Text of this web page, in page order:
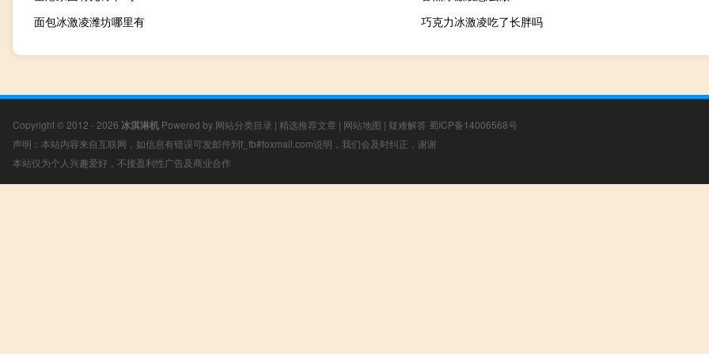
面包冰激凌潍坊哪里有
巧克力冰激凌吃了长胖吗
Copyright © 2012 - 2026 冰淇淋机 Powered by 网站分类目录 | 精选推荐文章 | 网站地图 | 疑难解答 蜀ICP备14006568号
声明：本站内容来自互联网，如信息有错误可发邮件到f_fb#foxmail.com说明，我们会及时纠正，谢谢
本站仅为个人兴趣爱好，不接盈利性广告及商业合作